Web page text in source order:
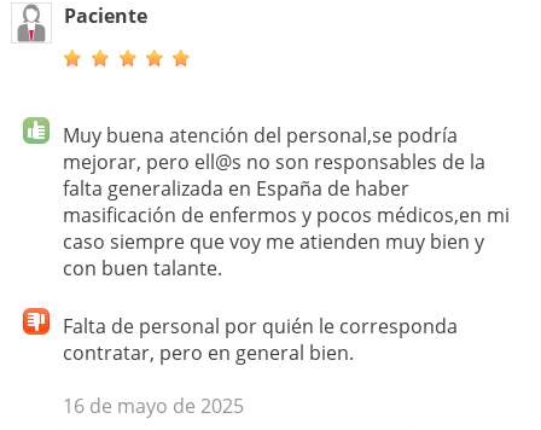
Paciente
Muy buena atención del personal,se podría
mejorar, pero ell@s no son responsables de la
falta generalizada en España de haber
masificación de enfermos y pocos médicos,en mi
caso siempre que voy me atienden muy bien y
con buen talante.
Falta de personal por quién le corresponda
contratar, pero en general bien.
16 de mayo de 2025